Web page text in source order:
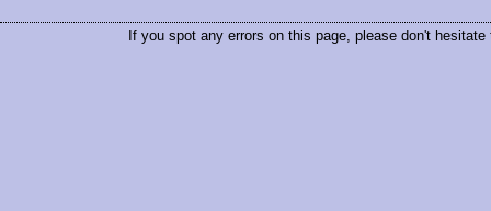
If you spot any errors on this page, please don't